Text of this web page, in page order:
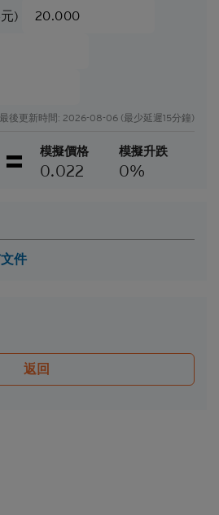
市場的流通性亦是無法預測
有限公司或會是結構性產品的
香港網站所載的任何見解、預
當日的判斷，不能保證日後的
可能會與任何前瞻性陳述所載
表現並非日後業績的指標。
括其任何增編）所載牛熊證條
相關資產的現貨價/現貨水平
下將不會收到任何現金付款
或可能會收到名為剩餘價值的
熊證）。
應當確保其本人明白結構性產
務及其他專業顧問，確保任何
均適當地考慮到投資者的具體
面的後果，Citigroup概不承擔
責任。
)
後更新時間: 2026-08-06 (最少延遲15分鐘)
模擬價格
0.022
模擬升跌
0%
件
返回